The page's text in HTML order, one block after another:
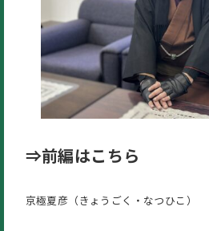
⇒前編はこちら
京極夏彦（きょうごく・なつひこ）